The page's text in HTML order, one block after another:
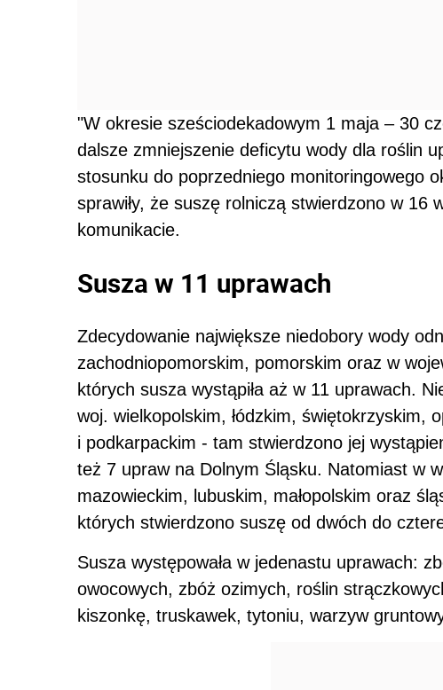
"W okresie sześciodekadowym 1 maja – 30
dalsze zmniejszenie deficytu wody dla roślin
stosunku do poprzedniego monitoringowego
sprawiły, że suszę rolniczą stwierdzono w 16
komunikacie.
Susza w 11 uprawach
Zdecydowanie największe niedobory wody
zachodniopomorskim, pomorskim oraz w
których susza wystąpiła aż w 11 uprawach.
woj. wielkopolskim, łódzkim, świętokrzyskim,
i podkarpackim - tam stwierdzono jej
też 7 upraw na Dolnym Śląsku. Natomiast w
mazowieckim, lubuskim, małopolskim oraz
których stwierdzono suszę od dwóch do
Susza występowała w jedenastu uprawach:
owocowych, zbóż ozimych, roślin
kiszonkę, truskawek, tytoniu, warzyw